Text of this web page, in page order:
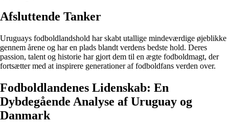
Afsluttende Tanker
Uruguays fodboldlandshold har skabt utallige mindeværdige øjeblikke
gennem årene og har en plads blandt verdens bedste hold. Deres
passion, talent og historie har gjort dem til en ægte fodboldmagt, der
fortsætter med at inspirere generationer af fodboldfans verden over.
Fodboldlandenes Lidenskab: En
Dybdegående Analyse af Uruguay og
Danmark